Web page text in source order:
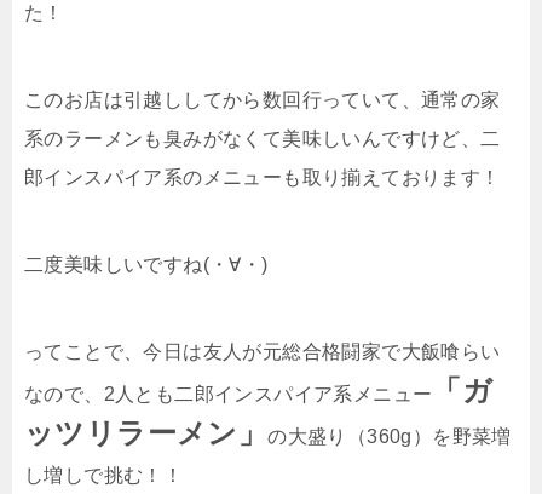
た！
このお店は引越ししてから数回行っていて、通常の家
系のラーメンも臭みがなくて美味しいんですけど、二
郎インスパイア系のメニューも取り揃えております！
二度美味しいですね(・∀・)
ってことで、今日は友人が元総合格闘家で大飯喰らい
なので、2人とも二郎インスパイア系メニュー
「ガ
ッツリラーメン」の大盛り（360g）を野菜増
し増しで挑む！！